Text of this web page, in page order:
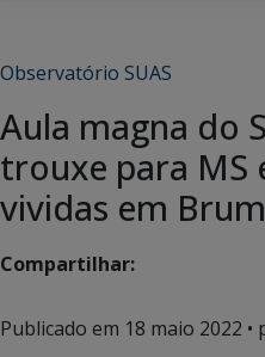
Observatório SUAS
Aula magna do
trouxe para MS
vividas em
Compartilhar:
Publicado em 18 maio 2022 •